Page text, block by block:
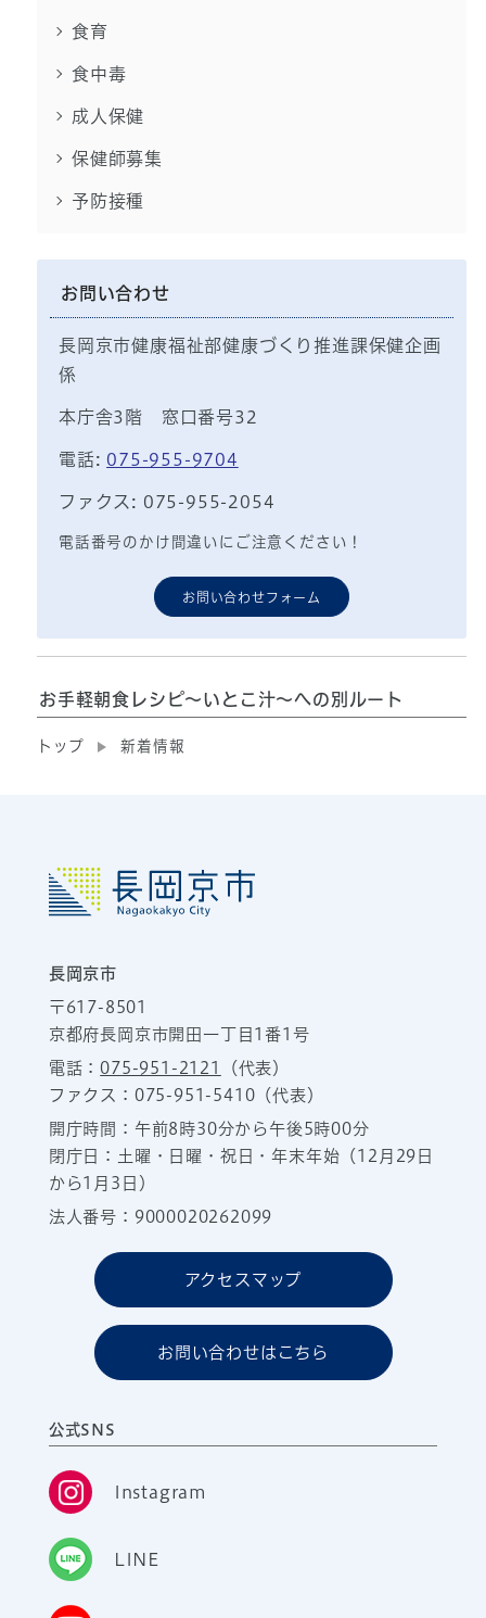
食育
食中毒
成人保健
保健師募集
予防接種
お問い合わせ
長岡京市健康福祉部健康づくり推進課保健企画
係
本庁舎3階 窓口番号32
電話: 075-955-9704
ファクス: 075-955-2054
電話番号のかけ間違いにご注意ください！
お問い合わせフォーム
お手軽朝食レシピ～いとこ汁～への別ルート
トップ 新着情報
長岡京市
〒617-8501
京都府長岡京市開田一丁目1番1号
電話：075-951-2121
（代表）
ファクス：075-951-5410（代表）
開庁時間：午前8時30分から午後5時00分
閉庁日：土曜・日曜・祝日・年末年始（12月29日
から1月3日）
法人番号：9000020262099
アクセスマップ
お問い合わせはこちら
公式SNS
Instagram
LINE